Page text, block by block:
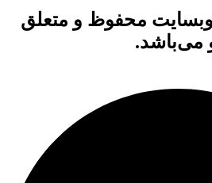
محفوظ و متعلق
می‌باشد.